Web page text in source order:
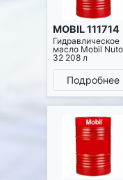
MOBIL 111714
Гидравлическое
масло Mobil
32 208 л
Подробнее